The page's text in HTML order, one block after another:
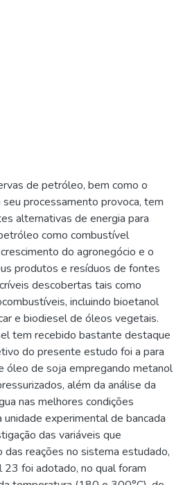
de petróleo, bem como o
processamento provoca, tem
alternativas de energia para
como combustível
do agronegócio e o
produtos e resíduos de fontes
descobertas tais como
incluindo bioetanol
e biodiesel de óleos vegetais.
tem recebido bastante destaque
do presente estudo foi a para
óleo de soja empregando metanol
além da análise da
nas melhores condições
unidade experimental de bancada
das variáveis que
das reações no sistema estudado,
foi adotado, no qual foram